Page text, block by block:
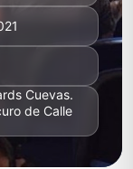
Cuevas.
de Calle